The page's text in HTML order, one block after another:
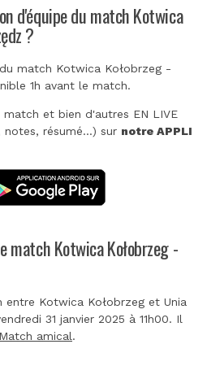
d'équipe du match Kotwica
?
match Kotwica Kołobrzeg -
1h avant le match.
et bien d'autres EN LIVE
résumé...) sur notre APPLI
match Kotwica Kołobrzeg -
Kotwica Kołobrzeg et Unia
31 janvier 2025 à 11h00. Il
Match amical.